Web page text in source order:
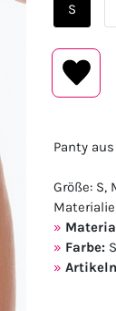
S
Panty
Größe: S,
Farbe: